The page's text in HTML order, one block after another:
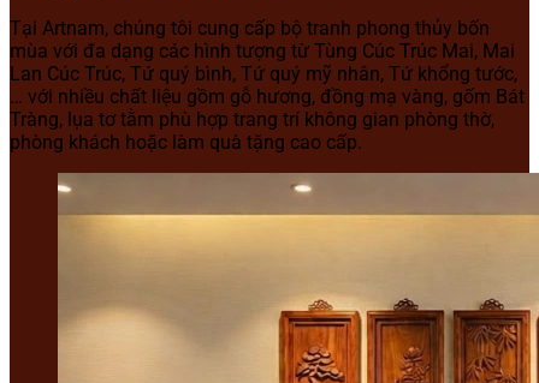
Tại Artnam, chúng tôi cung cấp bộ tranh phong thủy bốn
mùa với đa dạng các hình tượng từ Tùng Cúc Trúc Mai, Mai
Lan Cúc Trúc, Tứ quý bình, Tứ quý mỹ nhân, Tứ khổng tước,
… với nhiều chất liệu gồm gỗ hương, đồng mạ vàng, gốm Bát
Tràng, lụa tơ tằm phù hợp trang trí không gian phòng thờ,
phòng khách hoặc làm quà tặng cao cấp.